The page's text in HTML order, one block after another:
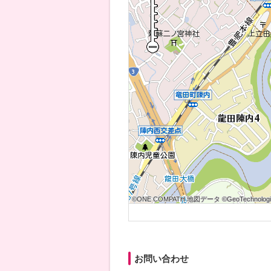
©ONE COMPATH 地図データ
©ONE COMPATH 地図データ
©ONE COMPATH 地図データ
©ONE COMPATH 地図データ
©ONE COMPATH 地図データ
©ONE COMPATH 地図データ
©ONE COMPATH 地図データ
©ONE COMPATH 地図データ
©ONE COMPATH 地図データ
お問い合わせ